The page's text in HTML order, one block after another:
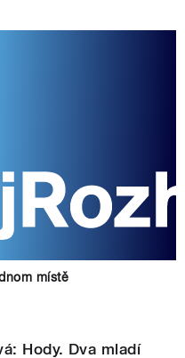
místě
Hody. Dva mladí